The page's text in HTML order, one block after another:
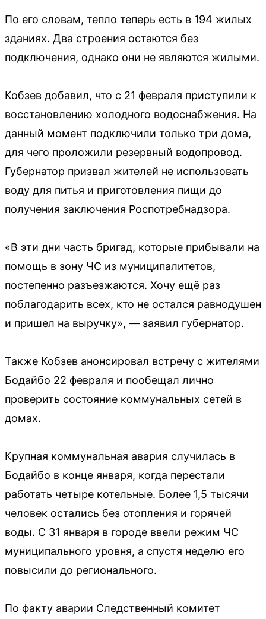
По его словам, тепло теперь есть в 194 жилых
зданиях. Два строения остаются без
подключения, однако они не являются жилыми.
Кобзев добавил, что с 21 февраля приступили к
восстановлению холодного водоснабжения. На
данный момент подключили только три дома,
для чего проложили резервный водопровод.
Губернатор призвал жителей не использовать
воду для питья и приготовления пищи до
получения заключения Роспотребнадзора.
«В эти дни часть бригад, которые прибывали на
помощь в зону ЧС из муниципалитетов,
постепенно разъезжаются. Хочу ещё раз
поблагодарить всех, кто не остался равнодушен
и пришел на выручку», — заявил губернатор.
Также Кобзев анонсировал встречу с жителями
Бодайбо 22 февраля и пообещал лично
проверить состояние коммунальных сетей в
домах.
Крупная коммунальная авария случилась в
Бодайбо в конце января, когда перестали
работать четыре котельные. Более 1,5 тысячи
человек остались без отопления и горячей
воды. С 31 января в городе ввели режим ЧС
муниципального уровня, а спустя неделю его
повысили до регионального.
По факту аварии Следственный комитет